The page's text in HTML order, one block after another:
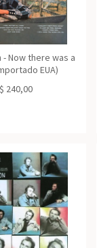
- Now there was a
EUA)
240,00